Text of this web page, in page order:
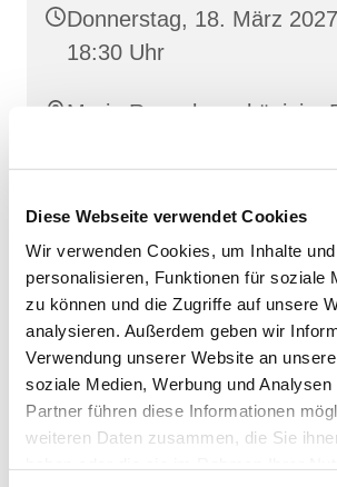
Diese Webseite verwendet Cookies
Wir verwenden Cookies, um Inhalte
personalisieren, Funktionen für soziale
zu können und die Zugriffe auf unsere
analysieren. Außerdem geben wir
Verwendung unserer Website an
soziale Medien, Werbung und
Partner führen diese Informationen
weiteren Daten zusammen, die Sie
Donnerstag, 18. März
18:30 Uhr
Maria Rosenkranzkönigin,
Reiferstraße 2A, 17109